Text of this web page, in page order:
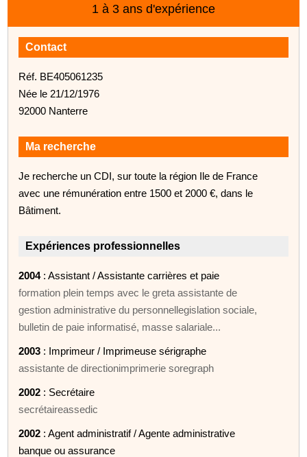
1 à 3 ans d'expérience
Contact
Réf. BE405061235
Née le 21/12/1976
92000 Nanterre
Ma recherche
Je recherche un CDI, sur toute la région Ile de France
avec une rémunération entre 1500 et 2000 €, dans le
Bâtiment.
Expériences professionnelles
2004: Assistant / Assistante carrières et paie
formation plein temps avec le greta assistante de
gestion administrative du personnellegislation sociale,
bulletin de paie informatisé, masse salariale...
2003 : Imprimeur / Imprimeuse sérigraphe
assistante de directionimprimerie soregraph
2002 : Secrétaire
secrétaireassedic
2002 : Agent administratif / Agente administrative
banque ou assurance